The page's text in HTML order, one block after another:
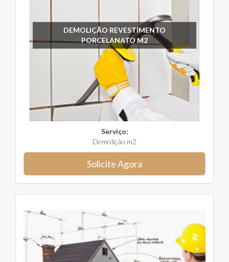
DEMOLIÇÃO REVESTIMENTO
PORCELANATO M2
Serviço:
Demolição m2
Solicite Agora